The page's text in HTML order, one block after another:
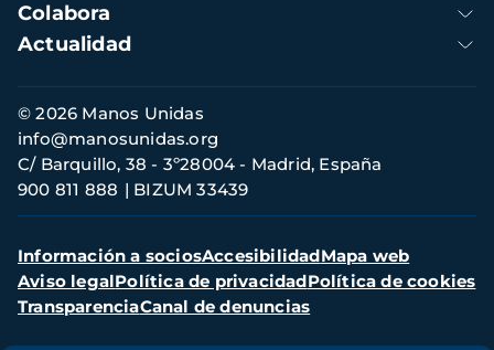
Colabora
Actualidad
Información
de
contacto
© 2026 Manos Unidas
C/ Barquillo, 38 - 3º28004 - Madrid, España
900 811 888
BIZUM 33439
info@manosunidas.org
Menú
secundario
Información a sociosAccesibilidadMapa web
Aviso legalPolítica de privacidadPolítica de cookies
TransparenciaCanal de denuncias